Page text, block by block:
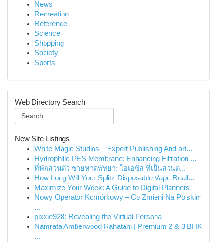
News
Recreation
Reference
Science
Shopping
Society
Sports
Web Directory Search
New Site Listings
White Magic Studios – Expert Publishing And art...
Hydrophilic PES Membrane: Enhancing Filtration ...
ที่พักส่วนตัว ชายหาดพัทยา: โอเอซิส ที่เป็นส่วนต...
How Long Will Your Splitz Disposable Vape Reall...
Maximize Your Week: A Guide to Digital Planners
Nowy Operator Komórkowy – Co Zmieni Na Polskim
...
pixxie928: Revealing the Virtual Persona
Namrata Amberwood Rahatani | Premium 2 & 3 BHK
...